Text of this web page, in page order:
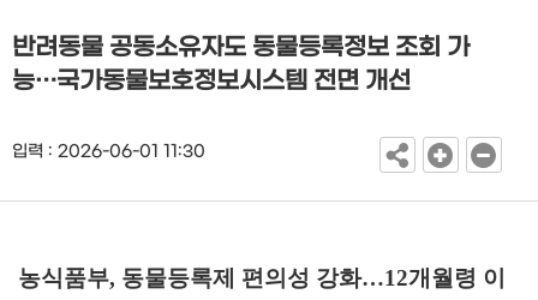
반려동물 공동소유자도 동물등록정보 조회 가
능…국가동물보호정보시스템 전면 개선
입력 : 2026-06-01 11:30
농식품부, 동물등록제 편의성 강화…12개월령 이